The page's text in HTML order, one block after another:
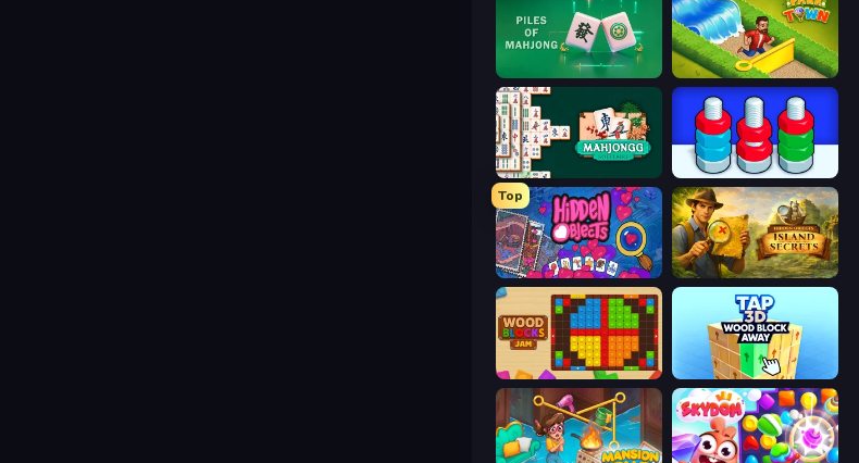
Piles of Mahjong Park Town
Mahjongg Solitaire
Top
Hidden Objects Hidden Objects: Island Secrets
Wood Blocks Jam